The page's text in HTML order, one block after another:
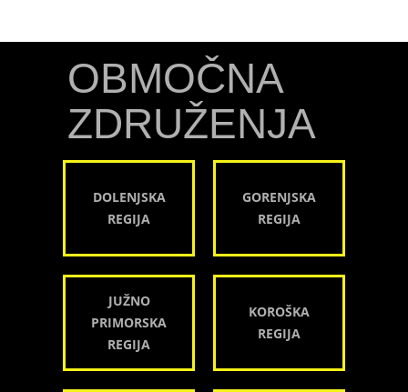
OBMOČNA
ZDRUŽENJA
DOLENJSKA
REGIJA
GORENJSKA
REGIJA
JUŽNO
PRIMORSKA
REGIJA
KOROŠKA
REGIJA